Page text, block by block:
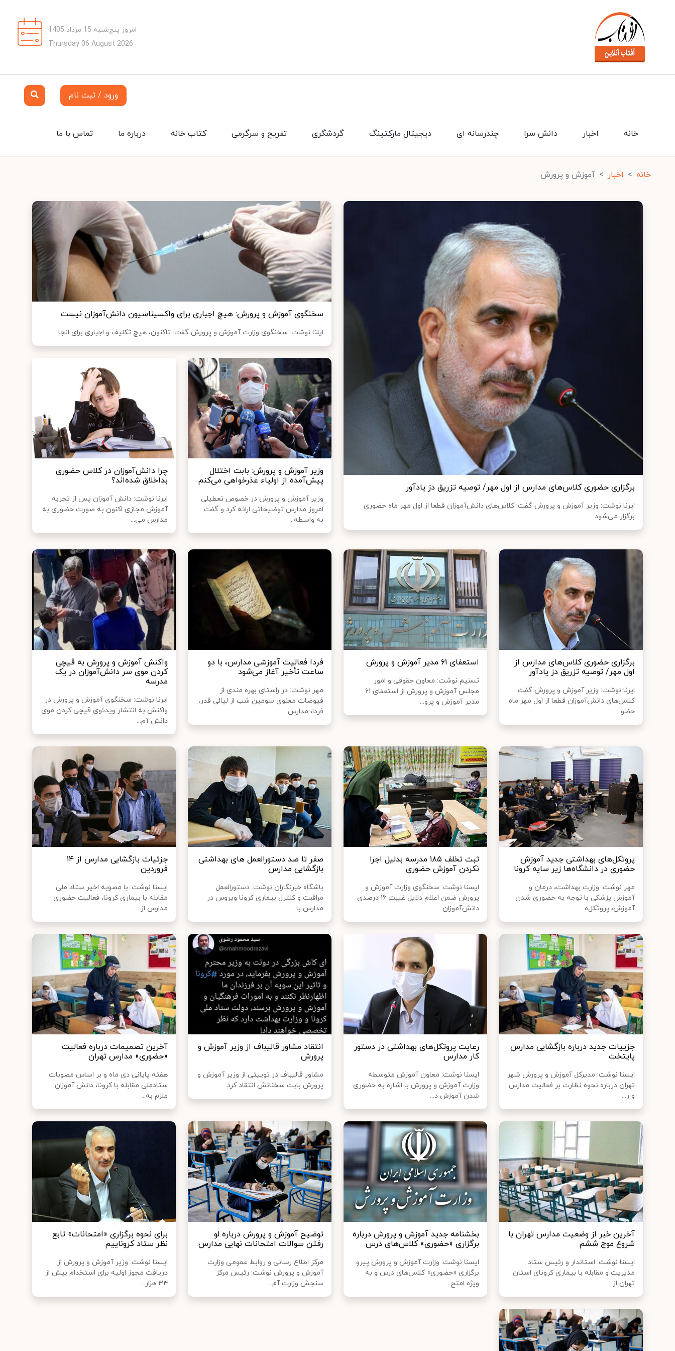
امروز پنج‌شنبه 15 مرداد 1405
Thursday 06 August 2026
ورود / ثبت نام
تماس با ما درباره ما کتاب خانه تفریح و سرگرمی گردشگری دیجیتال مارکتینگ چندرسانه ای دانش سرا اخبار خانه
خانه اخبار آموزش و پرورش
برگزاری حضوری کلاس‌های مدارس از اول مهر/ توصیه تزریق دز یادآور
ایرنا نوشت: وزیر آموزش و پرورش گفت: کلاس‌های دانش‌آموزان قطعا از اول مهر ماه حضوری
برگزار می‌شود.
سخنگوی آموزش و پرورش: هیچ اجباری برای واکسیناسیون دانش‌آموزان نیست
ایلنا نوشت: سخنگوی وزارت آموزش و پرورش گفت: تاکنون، هیچ تکلیف و اجباری برای انجا...
وزیر آموزش و پرورش: بابت اختلال
پیش‌آمده از اولیاء عذرخواهی می‌کنم
وزیر آموزش و پرورش در خصوص تعطیلی
امروز مدارس توضیحاتی ارائه کرد و گفت:
به واسطه...
چرا دانش‌آموزان در کلاس حضوری
بداخلاق شده‌اند؟
ایرنا نوشت: دانش آموزان پس از تجربه
آموزش مجازی اکنون به صورت حضوری به
مدارس می‌...
برگزاری حضوری کلاس‌های مدارس از
اول مهر/ توصیه تزریق دز یادآور
ایرنا نوشت: وزیر آموزش و پرورش گفت:
کلاس‌های دانش‌آموزان قطعا از اول مهر ماه
حضو...
استعفای ۶۱ مدیر آموزش و پرورش
تسنیم نوشت: معاون حقوقی و امور
مجلس آموزش و پرورش از استعفای ۶۱
مدیر آموزش و پرو...
فردا فعالیت آموزشی مدارس، با دو
ساعت تأخیر آغاز می‌شود
مهر نوشت: در راستای بهره مندی از
فیوضات معنوی سومین شب از لیالی قدر،
فردا، مدارس...
واکنش آموزش‌ و پرورش به قیچی
کردن موی سر دانش‌آموزان در یک
مدرسه
ایرنا نوشت: سخنگوی آموزش و پرورش در
واکنش به انتشار ویدئوی قیچی کردن موی
دانش آم...
پروتکل‌های بهداشتی جدید آموزش
حضوری در دانشگاه‌ها زیر سایه کرونا
مهر نوشت: وزارت بهداشت، درمان و
آموزش پزشکی با توجه به حضوری شدن
آموزش، پروتکل‌ه...
ثبت تخلف ۱۸۵ مدرسه بدلیل اجرا
نکردن آموزش حضوری
ایسنا نوشت: سخنگوی وزارت آموزش و
پرورش ضمن اعلام دلایل غیبت ۱۶ درصدی
دانش‌آموزان...
صفر تا صد دستورالعمل های بهداشتی
بازگشایی مدارس
باشگاه خبرنگاران نوشت: دستورالعمل
مراقبت و کنترل بیماری کرونا ویروس در
مدارس با...
جزئیات بازگشایی مدارس از ۱۴
فروردین
ایسنا نوشت: با مصوبه اخیر ستاد ملی
مقابله با بیماری کرونا، فعالیت حضوری
مدارس از...
جزییات جدید درباره بازگشایی مدارس
پایتخت
ایسنا نوشت: مدیرکل آموزش و پرورش شهر
تهران درباره نحوه نظارت بر فعالیت مدارس
و ر...
رعایت پروتکل‌های بهداشتی در دستور
کار مدارس
ایسنا نوشت: معاون آموزش متوسطه
وزارت آموزش و پرورش با اشاره به حضوری
شدن آموزش د...
انتقاد مشاور قالیباف از وزیر آموزش و
پرورش
مشاور قالیباف در توییتی از وزیر آموزش و
پرورش بابت سخنانش انتقاد کرد.
آخرین تصمیمات درباره فعالیت
«حضوری» مدارس تهران
هفته پایانی دی ماه و بر اساس مصوبات
ستادملی مقابله با کرونا، دانش آموزان
ملزم به...
آخرین خبر از وضعیت مدارس تهران با
شروع موج ششم
ایسنا نوشت: استاندار و رئیس ستاد
مدیریت و مقابله با بیماری کرونای استان
تهران از...
بخشنامه جدید آموزش و پرورش درباره
برگزاری «حضوری» کلاس‌های درس
ایسنا نوشت: وزارت آموزش و پرورش پیرو
برگزاری «حضوری» کلاس‌های درس و به
ویژه امتح...
توضیح آموزش و پرورش درباره لو
رفتن سوالات امتحانات نهایی مدارس
مرکز اطلاع رسانی و روابط عمومی وزارت
آموزش و پرورش نوشت: رئیس مرکز
سنجش وزارت آم...
برای نحوه برگزاری «امتحانات» تابع
نظر ستاد کروناییم
ایسنا نوشت: وزیر آموزش و پرورش از
دریافت مجوز اولیه برای استخدام بیش از
۳۴ هزار...